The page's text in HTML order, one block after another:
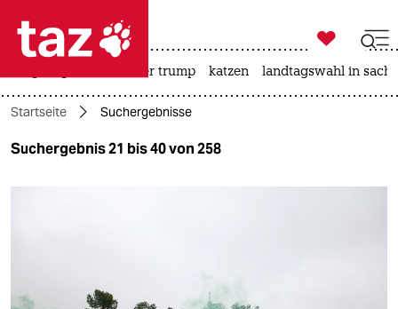
 taz zahl ich
taz zahl ich
themen

taz zahl ich
usa unter trump katzen landtagswahl in
Startseite Suchergebnisse
Suchergebnis 21 bis 40 von 258